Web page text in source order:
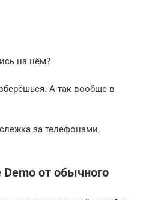
на нём?
А так вообще в
за телефонами,
Demo от обычного